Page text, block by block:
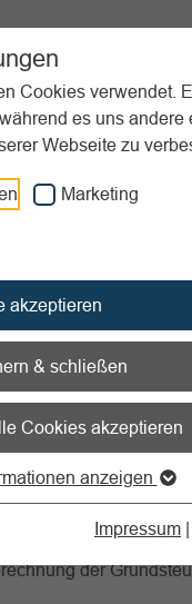
Cookies verwendet.
es uns andere
Webseite zu
Marketing
akzeptieren
& schließen
Cookies akzeptieren
anzeigen
Impressum |
Aktuelles
Steuerarten für
der
auf
die Systematik der
eine Neuregelung
Neuregelung
abgeschlossen. Ab
der